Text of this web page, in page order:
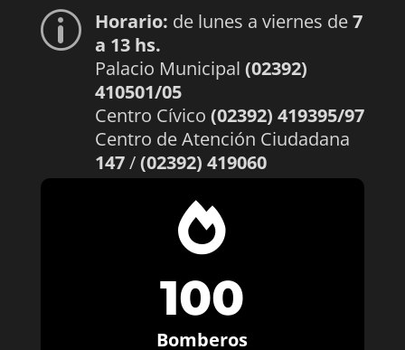
p Horario: de lunes a viernes de7
a 13 hs.
Palacio Municipal (02392)
410501/05
Centro Cívico (02392) 419395/97
Centro de Atención Ciudadana
147/(02392) 419060

100
Bomberos